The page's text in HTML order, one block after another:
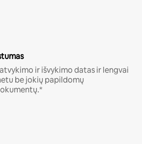
ir išvykimo datas ir lengvai
be jokių papildomų